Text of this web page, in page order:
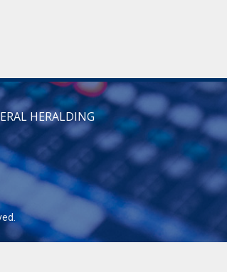
HERALDING